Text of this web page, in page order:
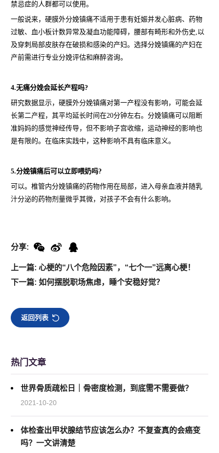
禁忌症的人群都可以使用。
一般说来，硬膜外分娩镇痛不适用于患有妊娠并发心脏病、药物
过敏、血小板计数异常及凝血功能障碍，腰部有畸形和外伤史,以
及穿刺局部皮肤存在破损和感染的产妇。选择分娩镇痛的产妇在
产前需进行专业分娩评估和麻醉咨询。
4.无痛分娩会延长产程吗?
研究数据显示，硬膜外分娩镇痛对第一产程没有影响，可能会延
长第二产程，其平均延长时间在20分钟左右。分娩镇痛可以阻断
准妈妈的感觉神经传导，但不影响子宫收缩，运动神经的影响也
是有限的。在临床实践中，这种影响不具有临床意义。
5.分娩镇痛后可以立即喂奶吗?
可以。椎管内分娩镇痛的药物作用在局部，进入母亲血液并随乳
汁分泌的药物剂量微乎其微，对孩子不会有什么影响。
上一篇: 心梗的“八个危险因素”，“七个一”远离心梗！
下一篇: 如何摆脱职场焦虑，睡个安稳好觉？
分享:
返回列表
热门文章
世界骨质疏松日｜骨密度检测，到底需不需要做？
2021-10-20
体检查出甲状腺结节应该怎么办？不复查真的会癌变
吗？一文讲清楚